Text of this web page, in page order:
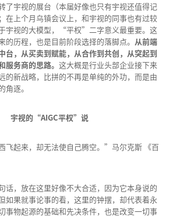
了宇视的展台（本届好像也只有宇视还值得记
在上个月乌镇会议上，和宇视的同事也有过较
宇视的大模型，“平权”二字意义最重要。这
的历程，也是目前阶段选择的落脚点。 从前端
台，从买卖到赋能，从合作到共创，从突起到
服务商的思路。这大概是行业头部企业接下来
的新战略，比拼的不再是单纯的外功，而是由
角逐。
宇视的“AIGC平权”说
飞起来，却无法使自己腾空。”马尔克斯 《百
话，放在这里好像不大合适，因为它本身说的
如果就事论事的看，这里的钟摆，却代表着永
事物起源的基础和先决条件，也是改变一切事